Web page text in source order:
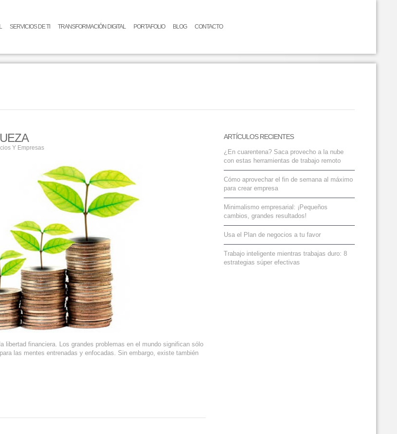
SERVICIOS DE TI TRANSFORMACIÓN DIGITAL PORTAFOLIO BLOG CONTACTO
Y Empresas
financiera. Los grandes problemas en el mundo significan sólo
las mentes entrenadas y enfocadas. Sin embargo, existe también
ARTÍCULOS RECIENTES
¿En cuarentena? Saca provecho a la nube
con estas herramientas de trabajo remoto
Cómo aprovechar el fin de semana al máximo
para crear empresa
Minimalismo empresarial: ¡Pequeños
cambios, grandes resultados!
Usa el Plan de negocios a tu favor
Trabajo inteligente mientras trabajas duro: 8
estrategias súper efectivas